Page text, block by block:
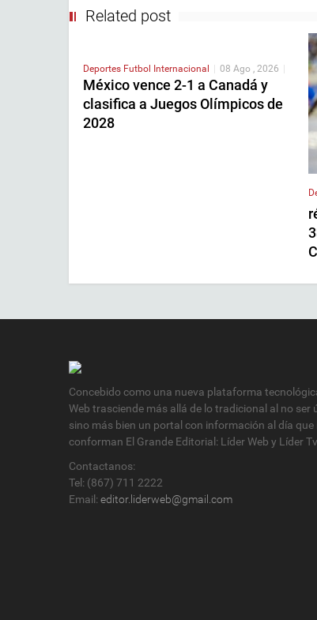
Related post
Deportes Futbol Internacional | 08 Ago , 2026 |
México vence 2-1 a Canadá y
clasifica a Juegos Olímpicos de
2028
Concebido como una nueva plataforma
Web trasciende más allá de lo tradicional al no
sino más bien un portal con información al día
conforman El Grande Editorial: Líder Web y Líder Tv
Contactanos:
Tel: (867) 711 2222
Email: editor.liderweb@gmail.com